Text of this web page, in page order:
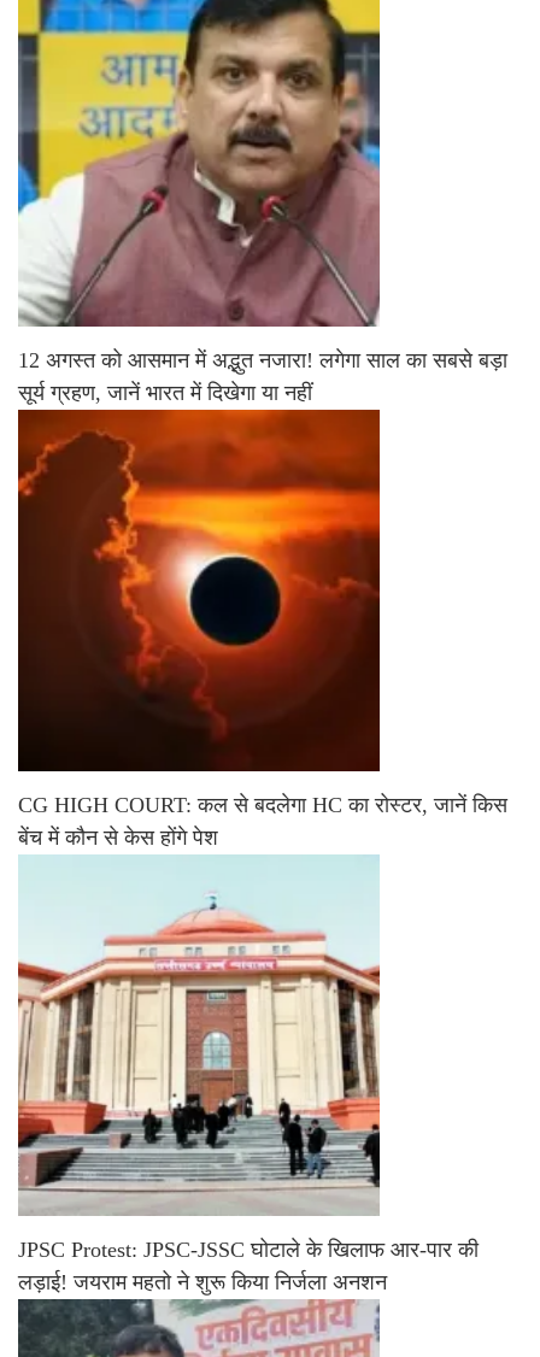
12 अगस्त को आसमान में अद्भुत नजारा! लगेगा साल का सबसे बड़ा
सूर्य ग्रहण, जानें भारत में दिखेगा या नहीं
CG HIGH COURT: कल से बदलेगा HC का रोस्टर, जानें किस
बेंच में कौन से केस होंगे पेश
JPSC Protest: JPSC-JSSC घोटाले के खिलाफ आर-पार की
लड़ाई! जयराम महतो ने शुरू किया निर्जला अनशन